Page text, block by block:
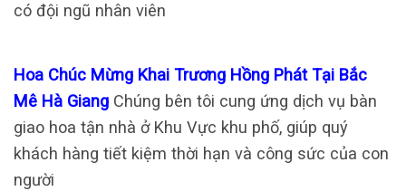
có đội ngũ nhân viên
Hoa Chúc Mừng Khai Trương Hồng Phát Tại Bắc
Mê Hà Giang Chúng bên tôi cung ứng dịch vụ bàn
giao hoa tận nhà ở Khu Vực khu phố, giúp quý
khách hàng tiết kiệm thời hạn và công sức của con
người